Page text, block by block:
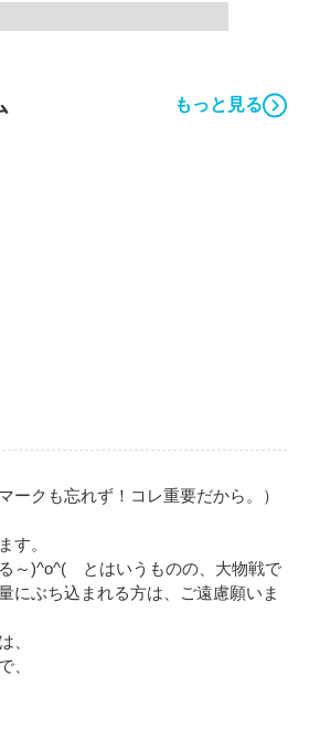
もっと見る
クも忘れず！コレ重要だから。）
す。
～)^o^( とはいうものの、大物戦で
にぶち込まれる方は、ご遠慮願いま
、
、